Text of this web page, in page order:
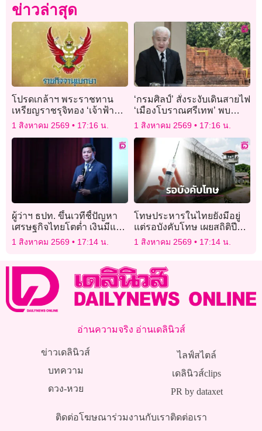
ข่าวล่าสุด
โปรดเกล้าฯ พระราชทาน
เหรียญราชรุจิทอง ‘เจ้าฟ้าพัช
รกิติยาภาฯ-เจ้าฟ้าสิริวัณณว
1 สิงหาคม 2569 17:16 น.
‘กรมศิลป์’ สั่งระงับเดินสายไฟ
‘เมืองโบราณศรีเทพ’ พบทำ
ไม่ตรงแบบจนเกิดทัศนอุจาด
1 สิงหาคม 2569 17:16 น.
ผู้ว่าฯ ธปท. ขึ้นเวทีชี้ปัญหา
เศรษฐกิจไทยโตต่ำ เงินมีแต่
ไปไม่ถึงธุรกิจ
1 สิงหาคม 2569 17:14 น.
โทษประหารในไทยยังมีอยู่
แต่รอบังคับโทษ เผยสถิติปี
2569 มีมากถึง 480 ราย
1 สิงหาคม 2569 17:14 น.
อ่านความจริง อ่านเดลินิวส์
ข่าวเดลินิวส์
บทความ
ดวง-หวย
ไลฟ์สไตล์
เดลินิวส์clips
PR by dataxet
ติดต่อโฆษณาร่วมงานกับเราติดต่อเรา